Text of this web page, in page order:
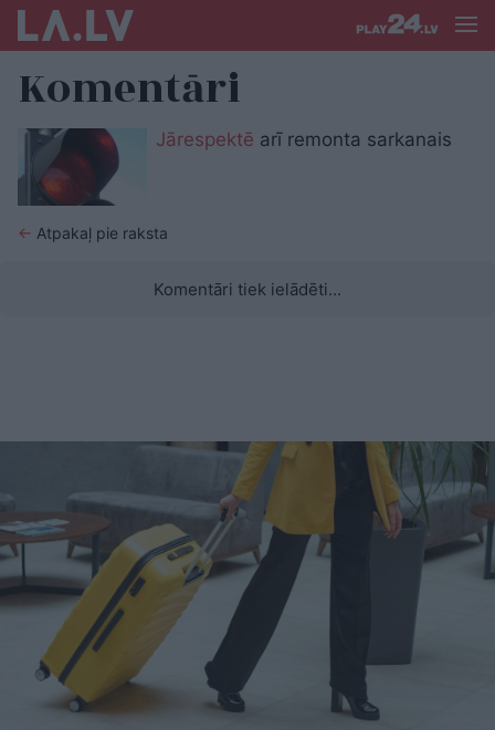
Komentāri
Jārespektē arī remonta sarkanais
← Atpakaļ pie raksta
Komentāri tiek ielādēti...